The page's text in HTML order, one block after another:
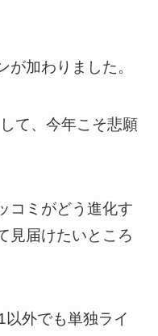
が加わりました。
て、今年こそ悲願
コミがどう進化す
見届けたいところ
外でも単独ライ